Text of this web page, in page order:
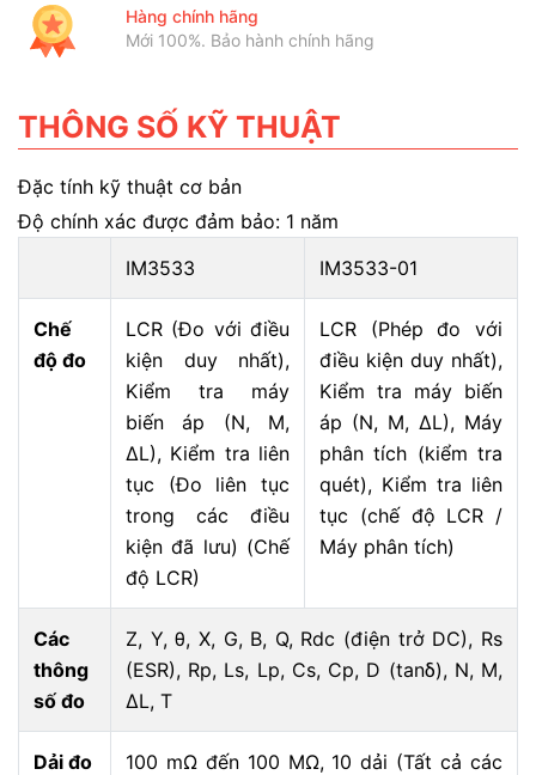
Hàng chính hãng
Mới 100%. Bảo hành chính hãng
THÔNG SỐ KỸ THUẬT
Đặc tính kỹ thuật cơ bản
Độ chính xác được đảm bảo: 1 năm
IM3533
IM3533-01
Chế
độ đo
LCR (Đo với điều
kiện duy nhất),
Kiểm tra máy
biến áp (N, M,
ΔL), Kiểm tra liên
tục (Đo liên tục
trong các điều
kiện đã lưu) (Chế
độ LCR)
LCR (Phép đo với
điều kiện duy nhất),
Kiểm tra máy biến
áp (N, M, ΔL), Máy
phân tích (kiểm tra
quét), Kiểm tra liên
tục (chế độ LCR /
Máy phân tích)
Các
thông
số đo
Z, Y, θ, X, G, B, Q, Rdc (điện trở DC), Rs
(ESR), Rp, Ls, Lp, Cs, Cp, D (tanδ), N, M,
ΔL, T
Dải đo
100 mΩ đến 100 MΩ, 10 dải (Tất cả các